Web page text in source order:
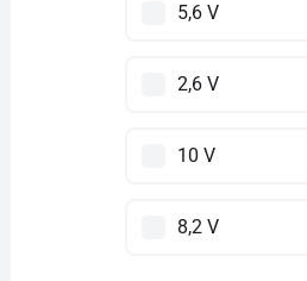
5,6 V
2,6 V
10 V
8,2 V